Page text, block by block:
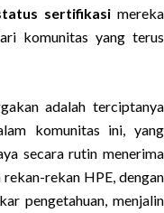
sertifikasi mereka
komunitas yang terus
adalah terciptanya
komunitas ini, yang
secara rutin menerima
rekan HPE, dengan
pengetahuan, menjalin